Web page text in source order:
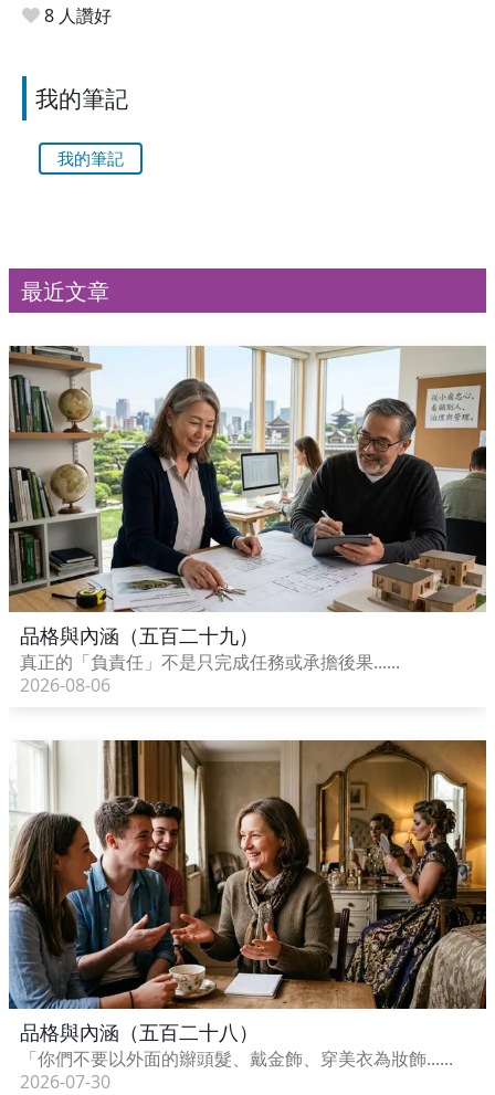
8 人讚好
我的筆記
我的筆記
最近文章
品格與內涵（五百二十九）
真正的「負責任」不是只完成任務或承擔後果......
2026-08-06
品格與內涵（五百二十八）
「你們不要以外面的辮頭髮、戴金飾、穿美衣為妝飾......
2026-07-30